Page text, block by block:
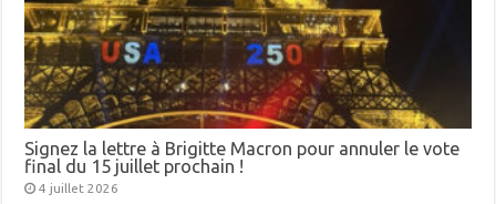
Signez la lettre à Brigitte Macron pour annuler le vote
final du 15 juillet prochain !
4 juillet 2026